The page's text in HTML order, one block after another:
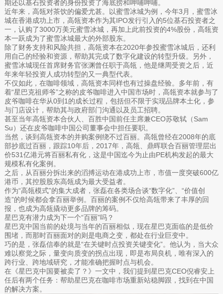
期还以基石投资者的身份投资了海底捞和呷哺呷哺。
近年来，高瓴对茶饮的偏爱尤甚。以蜜雪冰城为例，今年3月，蜜雪冰
城在香港成功上市，高瓴资本作为其IPO发行引入的5位基石投资者之
一，认购了3000万美元蜜雪冰城，再加上此前投资的4%股份，高瓴资
本一跃成为了蜜雪冰城最大的外部股东。
除了财务支持和风险共担，高瓴资本在2020年参投蜜雪冰城后，还利
用自己的经验和资源，帮助其完成了数字化建设的转型升级。另外，
蜜雪冰城现任首席财务官张渊曾任职于高瓴，他是继周受资之后，近
年来年轻投资人成功转型的又一典型代表。
不仅如此，在咖啡领域，高瓴资本同样也有过操盘经验。多年前，有
着“星巴克祖师爷”之称的皮爷咖啡进入中国市场时，高瓴资本就参与了
皮爷咖啡在华从0到1的成长过程，包括但不限于实现品牌本土化，参
与门店设计，帮助其与政府部门沟通以及员工招聘。
甚至当年高瓴资本合伙人、百胜中国前任主席兼CEO苏敬轼（Sam
Su）还在皮爷咖啡中国公司董事会中担任要职。
当然，谈到高瓴资本的并购案例绕不过百丽。高瓴曾经在2008年的底
部抄底过百丽，跟踪10年后，2017年，高瓴、鼎晖联合百丽管理层出
价531亿港元将百丽私有化，这是中国迄今为止由PE机构发起的最大
规模私有化案例。
之后，从百丽分拆出来的滔搏运动在港成功上市，市值一度突破600亿
港币，其控股股东高瓴成为最大受益者。
作为“高瓴模式”的集大成者，张磊在各类场合谈“数字化”、“价值创
造”的时候都会拿百丽举例。百丽的案例不仅给高瓴带来了丰厚的回
报，也成为高瓴撬动更多品牌的筹码。
星巴克有潜力成为下一个“百丽”吗？
星巴克中国当前的处境与当年的百丽相似，现在星巴克面临的是低价
围堵，而那时百丽面对的则是电商之变，都处在行业巨变中。
巧的是，张磊信奉的就是“在关键时点投资关键变化”。他认为，当大众
难以察觉之际，量变向质变的拐点出现，即是布局良机，唯有深入的
跨行业、跨地域研究，才能准确把握时点与机会。
在《星巴克中国要被卖了？》一文中，我们提到星巴克CEO倪睿安上
任后有两个任务：帮助星巴克在咖啡市场重新站稳脚跟，找到在中国
的解决方案。